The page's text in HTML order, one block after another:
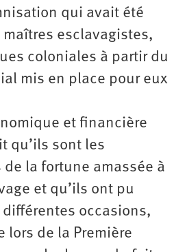
qui avait été
esclavagistes,
coloniales à partir du
mis en place pour eux
et financière
qu’ils sont les
la fortune amassée à
et qu’ils ont pu
occasions,
lors de la Première